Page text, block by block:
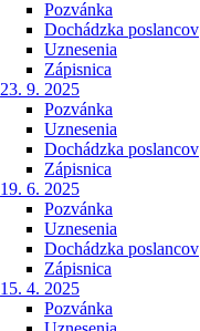
Pozvánka
Dochádzka poslancov
Uznesenia
Zápisnica
23. 9. 2025
Pozvánka
Uznesenia
Dochádzka poslancov
Zápisnica
19. 6. 2025
Pozvánka
Uznesenia
Dochádzka poslancov
Zápisnica
15. 4. 2025
Pozvánka